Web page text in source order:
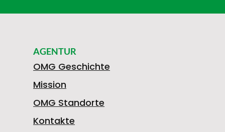
AGENTUR
OMG Geschichte
Mission
OMG Standorte
Kontakte